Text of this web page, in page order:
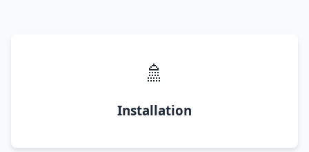
🚿
Installation